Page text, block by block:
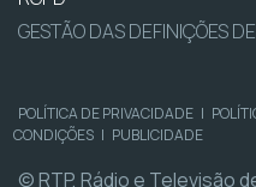
GESTÃO DAS DEFINIÇÕES
POLÍTICA DE PRIVACIDADE |
CONDIÇÕES | PUBLICIDADE
© RTP, Rádio e Televisão